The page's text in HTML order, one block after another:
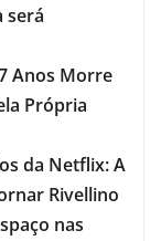
será
Anos Morre
Própria
da Netflix: A
Rivellino
nas